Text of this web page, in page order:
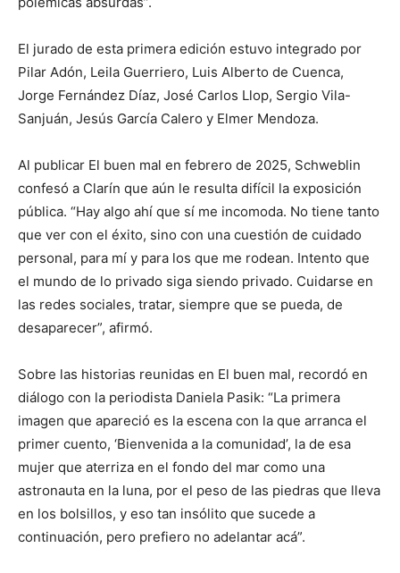
El jurado de esta primera edición estuvo integrado por
Pilar Adón, Leila Guerriero, Luis Alberto de Cuenca,
Jorge Fernández Díaz, José Carlos Llop, Sergio Vila-
Sanjuán, Jesús García Calero y Elmer Mendoza.
Al publicar El buen mal en febrero de 2025, Schweblin
confesó a Clarín que aún le resulta difícil la exposición
pública. “Hay algo ahí que sí me incomoda. No tiene tanto
que ver con el éxito, sino con una cuestión de cuidado
personal, para mí y para los que me rodean. Intento que
el mundo de lo privado siga siendo privado. Cuidarse en
las redes sociales, tratar, siempre que se pueda, de
desaparecer”, afirmó.
Sobre las historias reunidas en El buen mal, recordó en
diálogo con la periodista Daniela Pasik: “La primera
imagen que apareció es la escena con la que arranca el
primer cuento, ‘Bienvenida a la comunidad’, la de esa
mujer que aterriza en el fondo del mar como una
astronauta en la luna, por el peso de las piedras que lleva
en los bolsillos, y eso tan insólito que sucede a
continuación, pero prefiero no adelantar acá”.